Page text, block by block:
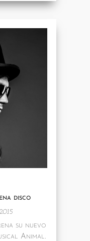
disco
su nuevo
Animal.